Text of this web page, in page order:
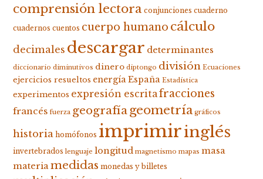
comprensión lectora conjunciones cuaderno
cuadernos cuentos cuerpo humano cálculo
decimales descargar determinantes
diccionario diminutivos dinero diptongo división Ecuaciones
ejercicios resueltos energíaEspaña Estadística
experimentos expresión escrita fracciones
francés fuerza geografíageometría gráficos
historia homófonos imprimiringlés
invertebrados lenguaje longitud magnetismo mapas masa
materiamedidas monedas y billetes